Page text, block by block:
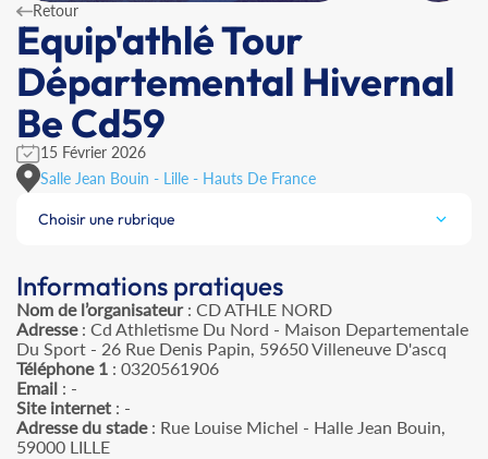
Retour
Equip'athlé Tour
Départemental Hivernal
Be Cd59
15 Février 2026
Salle Jean Bouin - Lille - Hauts De France
Choisir une rubrique
Informations pratiques
Nom de l’organisateur: CD ATHLE NORD
Adresse: Cd Athletisme Du Nord - Maison Departementale
Du Sport - 26 Rue Denis Papin, 59650 Villeneuve D'ascq
Téléphone 1 : 0320561906
Email : -
Site internet : -
Adresse du stade: Rue Louise Michel - Halle Jean Bouin,
59000 LILLE